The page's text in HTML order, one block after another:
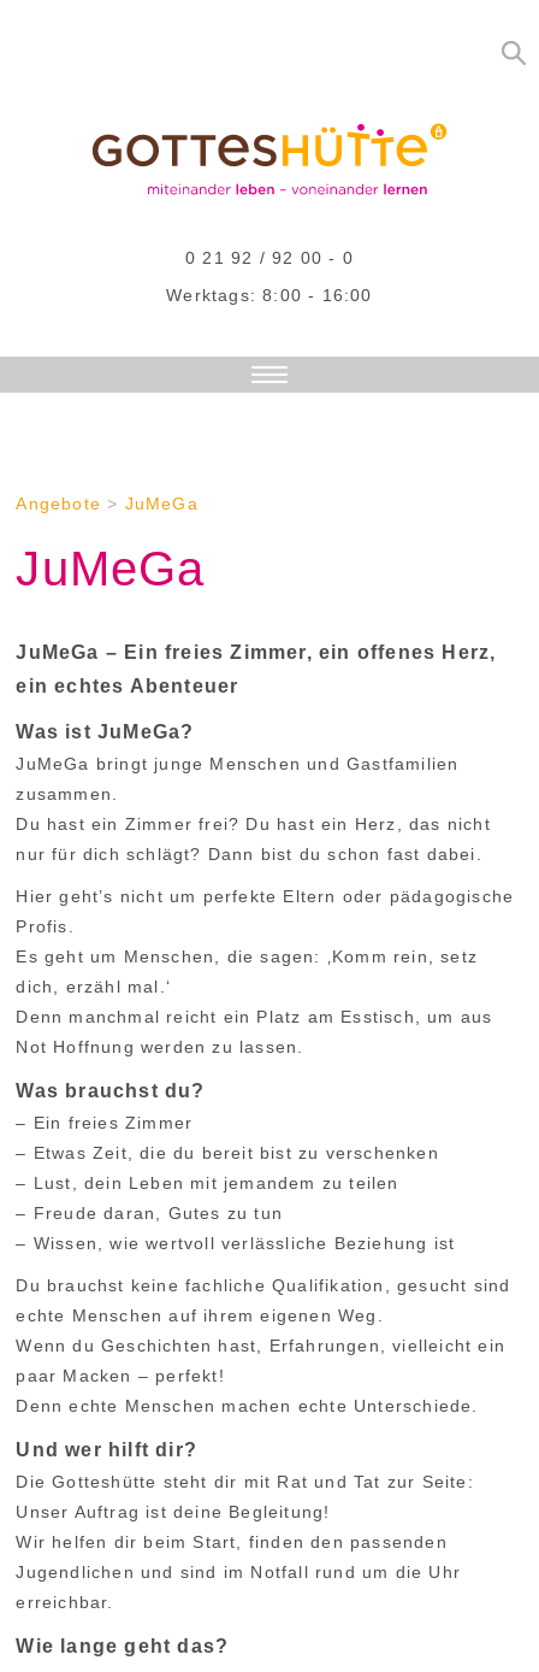
0 21 92 / 92 00 - 0
Werktags: 8:00 - 16:00
KONTAKT
TERMINE
Angebote > JuMeGa
JuMeGa
JuMeGa – Ein freies Zimmer, ein offenes Herz,
ein echtes Abenteuer
Was ist JuMeGa?
JuMeGa bringt junge Menschen und Gastfamilien
zusammen.
Du hast ein Zimmer frei? Du hast ein Herz, das nicht
nur für dich schlägt? Dann bist du schon fast dabei.
Hier geht’s nicht um perfekte Eltern oder pädagogische
Profis.
Es geht um Menschen, die sagen: ‚Komm rein, setz
dich, erzähl mal.‘
Denn manchmal reicht ein Platz am Esstisch, um aus
Not Hoffnung werden zu lassen.
Was brauchst du?
– Ein freies Zimmer
– Etwas Zeit, die du bereit bist zu verschenken
– Lust, dein Leben mit jemandem zu teilen
– Freude daran, Gutes zu tun
– Wissen, wie wertvoll verlässliche Beziehung ist
Du brauchst keine fachliche Qualifikation, gesucht sind
echte Menschen auf ihrem eigenen Weg.
Wenn du Geschichten hast, Erfahrungen, vielleicht ein
paar Macken – perfekt!
Denn echte Menschen machen echte Unterschiede.
Und wer hilft dir?
Die Gotteshütte steht dir mit Rat und Tat zur Seite:
Unser Auftrag ist deine Begleitung!
Wir helfen dir beim Start, finden den passenden
Jugendlichen und sind im Notfall rund um die Uhr
erreichbar.
Wie lange geht das?